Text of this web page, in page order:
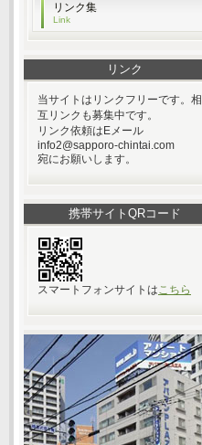
リンク集
Link
リンク
当サイトはリンクフリーです。相
互リンクも募集中です。
リンク依頼はEメール
info2@sapporo-chintai.com
宛にお願いします。
携帯サイトQRコード
スマートフォンサイトはこちら